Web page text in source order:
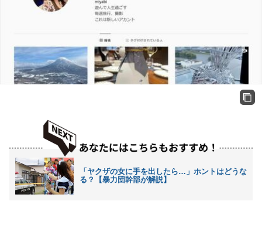
「ヤクザの女に手を出したら…」ホントはどうな
る？【暴力団幹部が解説】